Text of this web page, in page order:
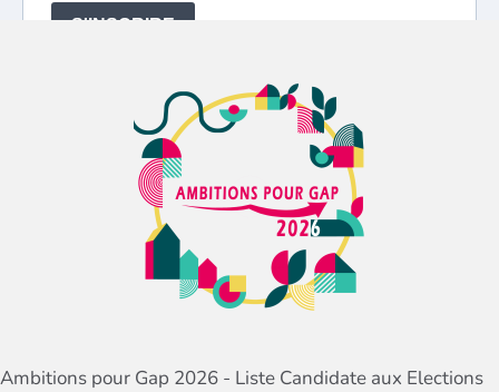
Ambitions pour Gap 2026 - Liste Candidate aux Elections